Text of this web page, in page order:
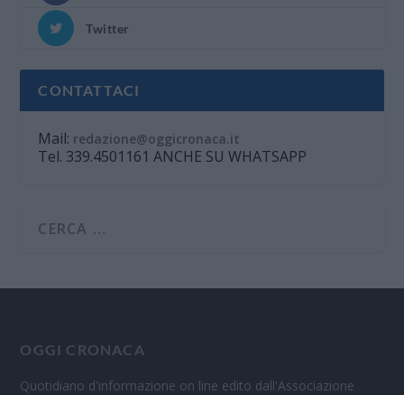
Twitter
CONTATTACI
Mail: redazione@oggicronaca.it
Tel. 339.4501161 ANCHE SU WHATSAPP
OGGI CRONACA
Quotidiano d'informazione on line edito dall'Associazione